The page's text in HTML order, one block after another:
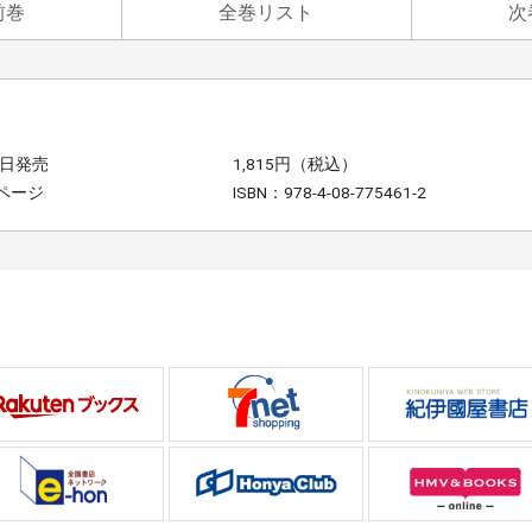
巻 全巻リスト 次
発売
1,815円（税込）
ージ
ISBN：978-4-08-775461-2